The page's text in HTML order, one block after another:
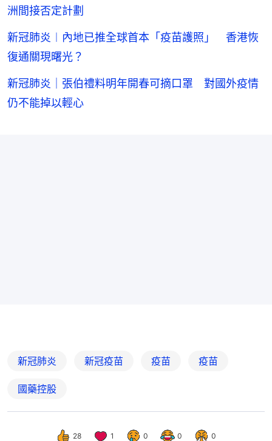
洲間接否定計劃
新冠肺炎︱內地已推全球首本「疫苗護照」 香港恢
復通關現曙光？
新冠肺炎｜張伯禮料明年開春可摘口罩 對國外疫情
仍不能掉以輕心
新冠肺炎 新冠疫苗 疫苗 疫苗
國藥控股
28 1 0 0 0